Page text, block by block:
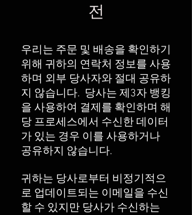
전
우리는 주문 및 배송을 확인하기
위해 귀하의 연락처 정보를 사용
하며 외부 당사자와 절대 공유하
지 않습니다. 당사는 제3자 뱅킹
을 사용하여 결제를 확인하며 해
당 프로세스에서 수신한 데이터
가 있는 경우 이를 사용하거나
공유하지 않습니다.
귀하는 당사로부터 비정기적으
로 업데이트되는 이메일을 수신
할 수 있지만 당사가 수신하는